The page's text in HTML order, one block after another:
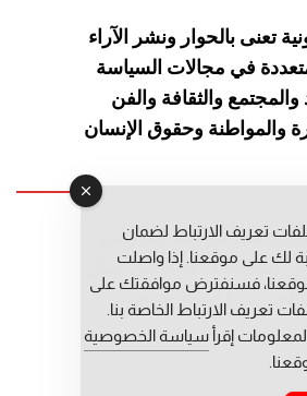
تعنى بالحوار ونشر الآراء
في مجالات السياسة
والمجتمع والثقافة والفن
والمواطنة وحقوق الإنسان
عبد الرحيم التوراني
المساعد: المعطي قبال
التحرير: فاطمة حوحو
تعريف الارتباط لضمان
لك على موقعنا. إذا واصلت
فسنفترض موافقتك على
تعريف الارتباط الخاصة بنا.
إقرأ سياسة الخصوصية